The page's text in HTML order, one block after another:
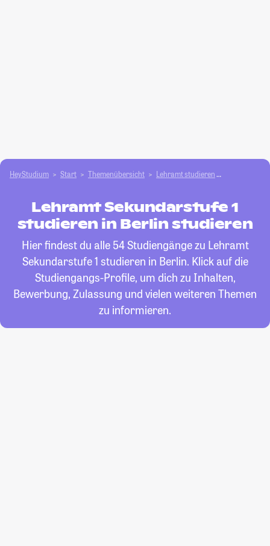
HeyStudium Start Themenübersicht Lehramt studieren
Lehramt Sekundarstufe 1
studieren in Berlin studieren
Hier findest du alle 54 Studiengänge zu Lehramt
Sekundarstufe 1 studieren in Berlin. Klick auf die
Studiengangs-Profile, um dich zu Inhalten,
Bewerbung, Zulassung und vielen weiteren Themen
zu informieren.